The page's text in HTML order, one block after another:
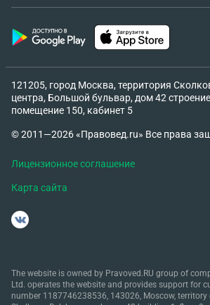
121205, город Москва, территория
центра, Большой бульвар, дом 42
помещение 150, кабинет 5
© 2011—2026 «Правовед.ru» Все права
Лицензионное соглашение
Карта сайта
The website is owned by Pravoved.RU group of
Ltd. operates the website and provides support for
number 1187746238536, 143026, Moscow,